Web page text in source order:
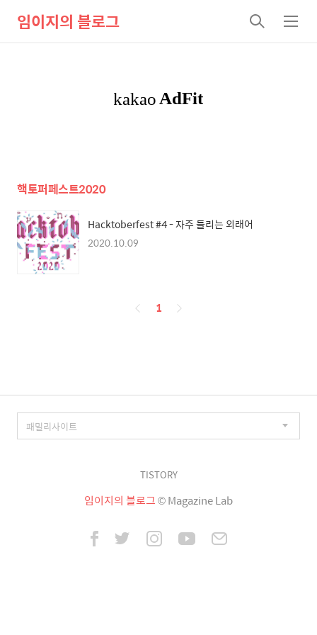
임이지의 블로그
검
색
메
뉴
핵토퍼페스트2020
Hacktoberfest #4 - 자주 틀리는 외래어
2020.10.09
페
1
TISTORY
임이지의 블로그© Magazine Lab